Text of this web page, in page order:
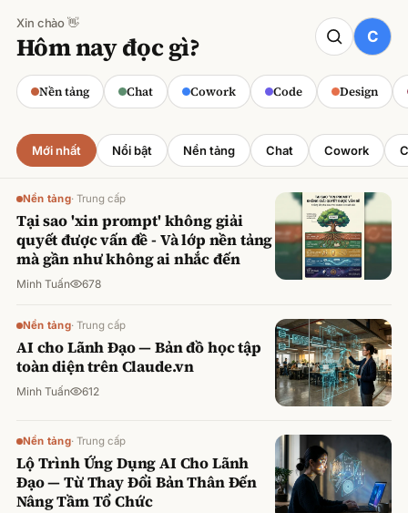
Xin chào 👋
Hôm nay đọc gì?
Nền tảng Chat Cowork Code Design
CODE
Claude cho Sales: Dự báo doanh số
chính xác
Minh Tuấn ·800 lượt xem
Mới nhất Nổi bật Nền tảng Chat Cowork
Nền tảng· Trung cấp
Tại sao 'xin prompt' không giải
quyết được vấn đề - Và lớp nền tảng
mà gần như không ai nhắc đến
Minh Tuấn 678
Nền tảng· Trung cấp
AI cho Lãnh Đạo — Bản đồ học tập
toàn diện trên Claude.vn
Minh Tuấn 612
Nền tảng· Trung cấp
Lộ Trình Ứng Dụng AI Cho Lãnh
Đạo — Từ Thay Đổi Bản Thân Đến
Nâng Tầm Tổ Chức